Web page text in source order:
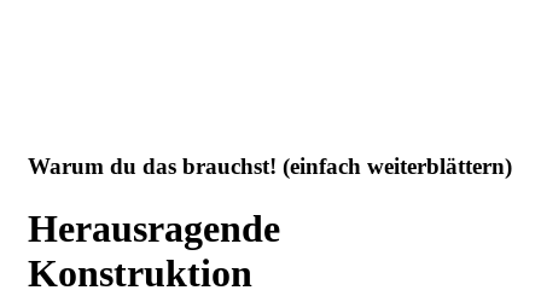
Warum du das brauchst! (einfach weiterblättern)
Herausragende
Konstruktion